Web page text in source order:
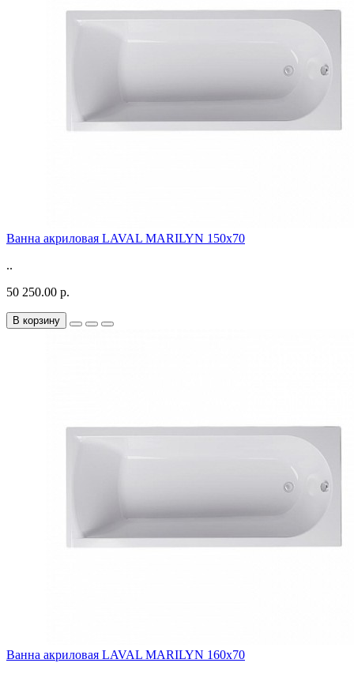
Ванна акриловая LAVAL MARILYN 150x70
..
50 250.00 р.
В корзину
Ванна акриловая LAVAL MARILYN 160x70